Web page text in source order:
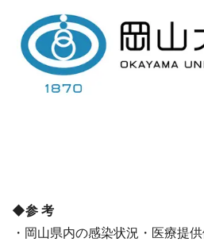
◆参 考
・岡山県内の感染状況・医療提